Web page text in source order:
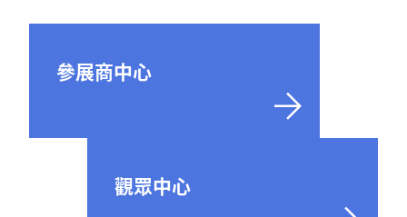
參展商中心
觀眾中心